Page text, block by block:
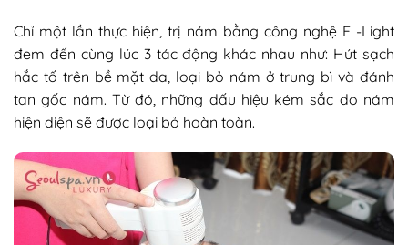
Chỉ một lần thực hiện, trị nám bằng công nghệ E -Light
đem đến cùng lúc 3 tác động khác nhau như: Hút sạch
hắc tố trên bề mặt da, loại bỏ nám ở trung bì và đánh
tan gốc nám. Từ đó, những dấu hiệu kém sắc do nám
hiện diện sẽ được loại bỏ hoàn toàn.